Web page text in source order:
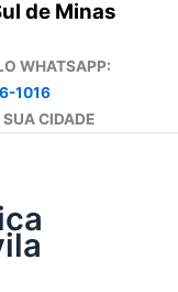
de Minas
WHATSAPP:
1016
CIDADE